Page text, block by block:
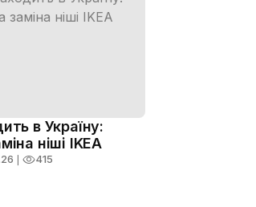
в Україну:
ніші IKEA
❘ 415